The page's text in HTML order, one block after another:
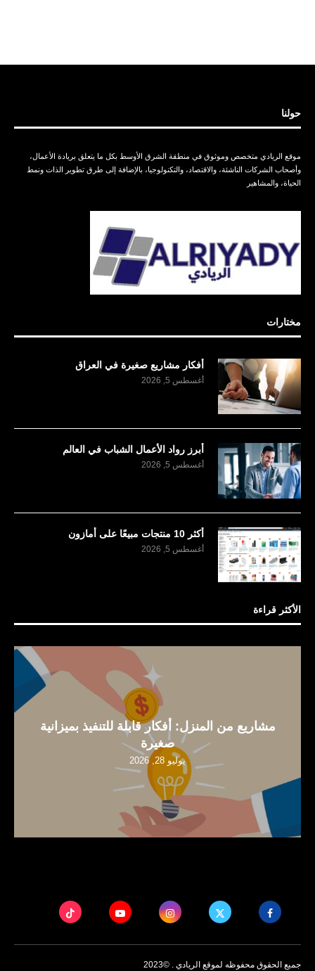
حولنا
موقع الريادي متخصص وموثوق في منطقة الشرق الأوسط بكل ما يتعلق بريادة الأعمال،
وأصحاب الشركات الناشئة، والاقتصاد، والتكنولوجيا، بالإضافة إلى طرق تطوير الذات ونمط
الحياة، والمشاهير
مختارات
أفكار مشاريع صغيرة في العراق
أغسطس 5, 2026
أبرز رواد الأعمال الشباب في العالم
أغسطس 5, 2026
أكثر 10 منتجات مبيعًا على أمازون
أغسطس 5, 2026
الأكثر قراءة
مشاريع من المنزل: أفكار قابلة للتنفيذ بميزانية
صغيرة
يوليو 28, 2026
جميع الحقوق محفوظه لموقع الريادي . ©2023